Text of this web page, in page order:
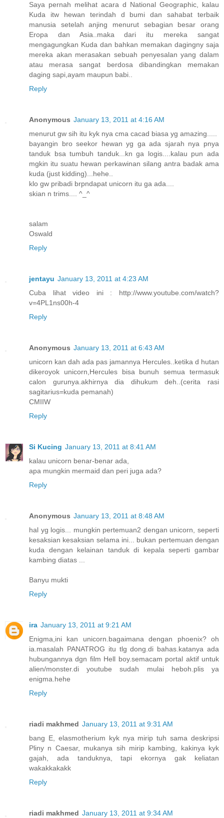
Saya pernah melihat acara d National Geographic, kalau
Kuda itw hewan terindah d bumi dan sahabat terbaik
manusia setelah anjing menurut sebagian besar orang
Eropa dan Asia..maka dari itu mereka sangat
mengagungkan Kuda dan bahkan memakan dagingny saja
mereka akan merasakan sebuah penyesalan yang dalam
atau merasa sangat berdosa dibandingkan memakan
daging sapi,ayam maupun babi..
Reply
Anonymous January 13, 2011 at 4:16 AM
menurut gw sih itu kyk nya cma cacad biasa yg amazing.....
bayangin bro seekor hewan yg ga ada sjarah nya pnya
tanduk bsa tumbuh tanduk...kn ga logis....kalau pun ada
mgkin itu suatu hewan perkawinan silang antra badak ama
kuda (just kidding)...hehe..
klo gw pribadi brpndapat unicorn itu ga ada....
skian n trims.... ^_^
salam
Oswald
Reply
jentayu January 13, 2011 at 4:23 AM
Cuba lihat video ini : http://www.youtube.com/watch?
v=4PL1ns00h-4
Reply
Anonymous January 13, 2011 at 6:43 AM
unicorn kan dah ada pas jamannya Hercules..ketika d hutan
dikeroyok unicorn,Hercules bisa bunuh semua termasuk
calon gurunya.akhirnya dia dihukum deh..(cerita rasi
sagitarius=kuda pemanah)
CMIIW
Reply
Si Kucing January 13, 2011 at 8:41 AM
kalau unicorn benar-benar ada,
apa mungkin mermaid dan peri juga ada?
Reply
Anonymous January 13, 2011 at 8:48 AM
hal yg logis... mungkin pertemuan2 dengan unicorn, seperti
kesaksian kesaksian selama ini... bukan pertemuan dengan
kuda dengan kelainan tanduk di kepala seperti gambar
kambing diatas ...
Banyu mukti
Reply
ira January 13, 2011 at 9:21 AM
Enigma,ini kan unicorn.bagaimana dengan phoenix? oh
ia.masalah PANATROG itu tlg dong.di bahas.katanya ada
hubungannya dgn film Hell boy.semacam portal aktif untuk
alien/monster.di youtube sudah mulai heboh.plis ya
enigma.hehe
Reply
riadi makhmed January 13, 2011 at 9:31 AM
bang E, elasmotherium kyk nya mirip tuh sama deskripsi
Pliny n Caesar, mukanya sih mirip kambing, kakinya kyk
gajah, ada tanduknya, tapi ekornya gak keliatan
wakakkakakk
Reply
riadi makhmed January 13, 2011 at 9:34 AM